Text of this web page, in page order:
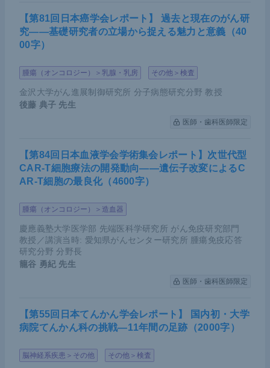
【第81回日本癌学会レポート】 過去と現在のがん研
究――基礎研究者の立場から捉える魅力と意義（40
00字）
腫瘍（オンコロジー）＞乳腺・乳房 その他＞検査
金沢大学がん進展制御研究所 分子病態研究分野 教授
後藤 典子 先生
医師・歯科医師限定
【第84回日本血液学会学術集会レポート】次世代型
CAR-T細胞療法の開発動向――遺伝子改変によるC
AR-T細胞の最良化（4600字）
腫瘍（オンコロジー）＞造血器
慶應義塾大学医学部 先端医科学研究所 がん免疫研究部門
教授／講演当時: 愛知県がんセンター研究所 腫瘍免疫応答
研究分野 分野長
籠谷 勇紀 先生
医師・歯科医師限定
【第55回日本てんかん学会レポート】 国内初・大学
病院てんかん科の挑戦―11年間の足跡（2000字）
脳神経系疾患＞その他 その他＞検査